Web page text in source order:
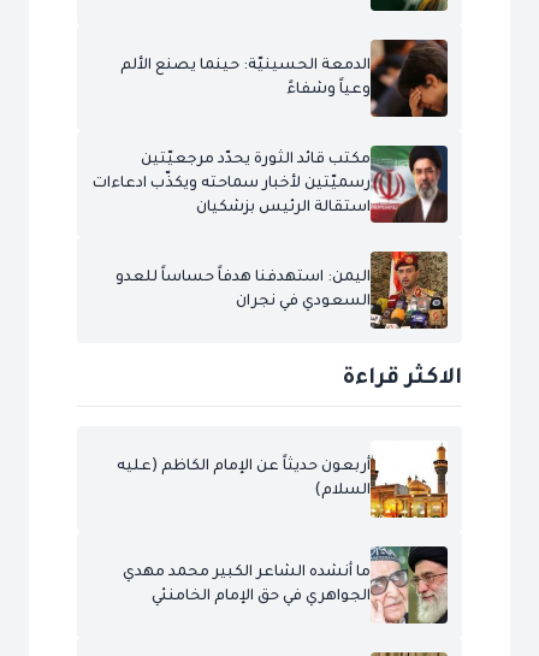
الدمعة الحسينيّة: حينما يصنع الألم
وعياً وشفاءً
مكتب قائد الثورة يحدّد مرجعيّتين
رسميّتين لأخبار سماحته ويكذّب ادعاءات
استقالة الرئيس بزشكيان
اليمن: استهدفنا هدفاً حساساً للعدو
السعودي في نجران
الاكثر قراءة
أربعون حديثاً عن الإمام الكاظم (عليه
السلام)
ما أنشده الشاعر الكبير محمد مهدي
الجواهري في حق الإمام الخامنئي